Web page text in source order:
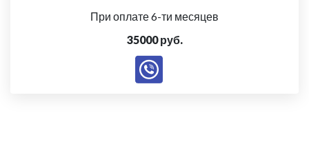
При оплате 6-ти месяцев
35000 руб.